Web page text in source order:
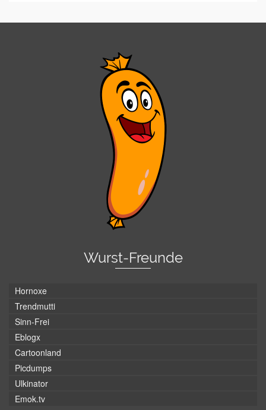
Wurst-Freunde
Hornoxe
Trendmutti
Sinn-Frei
Eblogx
Cartoonland
Picdumps
Ulkinator
Emok.tv